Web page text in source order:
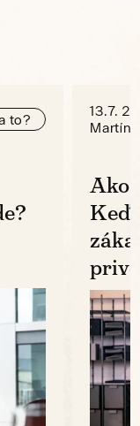
to?
13.7.
Ako
Keď